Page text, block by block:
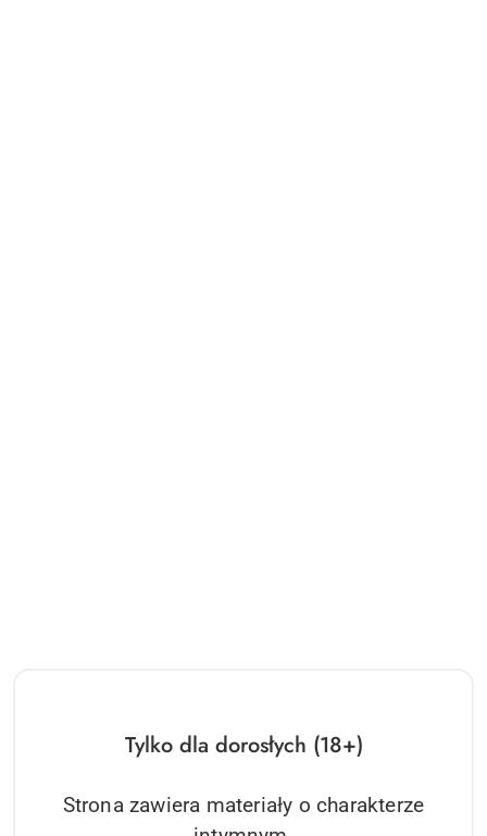
Tylko dla dorosłych (18+)
Strona zawiera materiały o charakterze